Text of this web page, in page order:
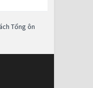
Tổng ôn